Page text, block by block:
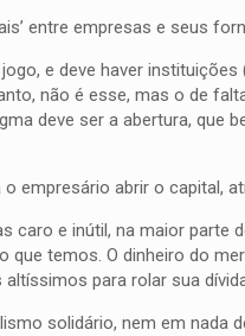
entre empresas e seus
jogo, e deve haver
não é esse, mas o de
deve ser a abertura,
empresário abrir o capital,
caro e inútil, na maior
que temos. O dinheiro do
altíssimos para rolar sua
solidário, nem em